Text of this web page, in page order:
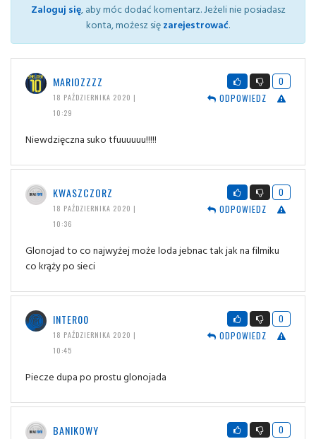
Zaloguj się, aby móc dodać komentarz. Jeżeli nie posiadasz
konta, możesz sięzarejestrować.
MARIOZZZZ
18 PAŹDZIERNIKA 2020 |
10:29
0
ODPOWIEDZ
Niewdzięczna suko tfuuuuuu!!!!!
KWASZCZORZ
18 PAŹDZIERNIKA 2020 |
10:36
0
ODPOWIEDZ
Glonojad to co najwyżej może loda jebnac tak jak na filmiku
co krąży po sieci
INTER00
18 PAŹDZIERNIKA 2020 |
10:45
0
ODPOWIEDZ
Piecze dupa po prostu glonojada
BANIKOWY 0